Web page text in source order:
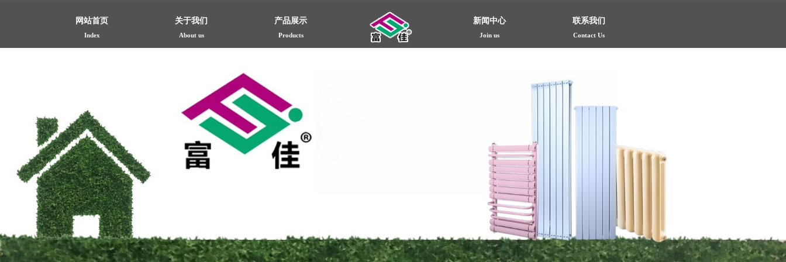
网站首页
Index
关于我们
About us
产品展示
Products
新闻中心
Join us
联系我们
Contact Us